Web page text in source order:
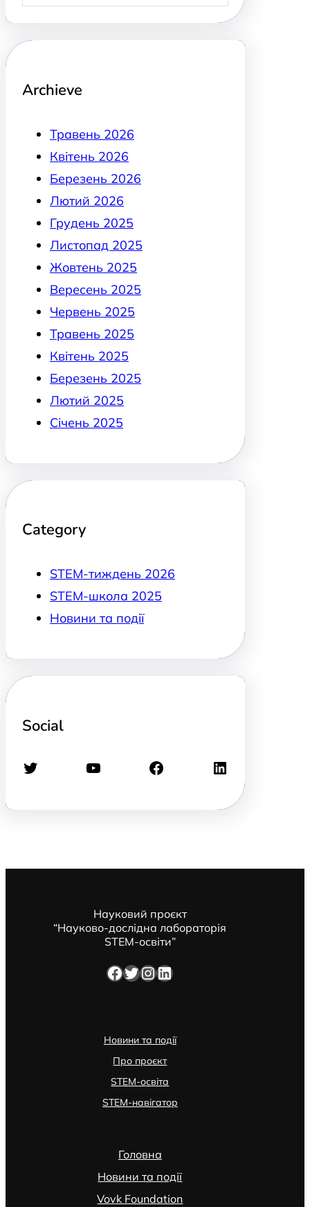
Archieve
Травень 2026
Квітень 2026
Березень 2026
Лютий 2026
Грудень 2025
Листопад 2025
Жовтень 2025
Вересень 2025
Червень 2025
Травень 2025
Квітень 2025
Березень 2025
Лютий 2025
Січень 2025
Category
STEM-тиждень 2026
STEM-школа 2025
Новини та події
Social
Twitter YouTube Facebook LinkedIn
Науковий проєкт
“Науково-дослідна лабораторія
STEM-освіти”
Facebook Twitter InstagramLinkedIn
Новини та події
Про проєкт
STEM-освіта
STEM-навігатор
Головна
Новини та події
Vovk Foundation